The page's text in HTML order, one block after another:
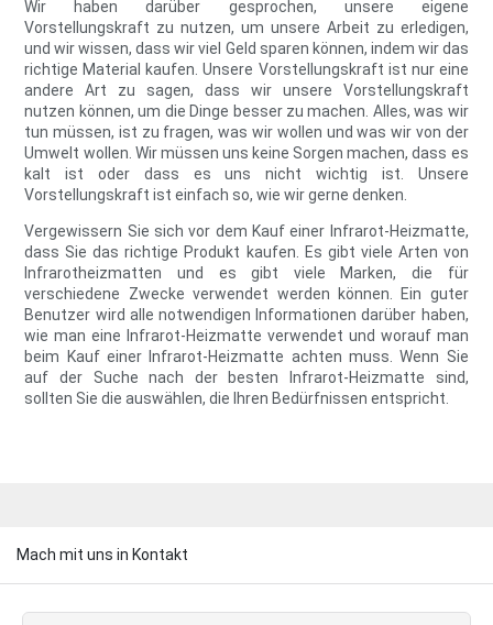
Wir haben darüber gesprochen, unsere eigene
Vorstellungskraft zu nutzen, um unsere Arbeit zu erledigen,
und wir wissen, dass wir viel Geld sparen können, indem wir das
richtige Material kaufen. Unsere Vorstellungskraft ist nur eine
andere Art zu sagen, dass wir unsere Vorstellungskraft
nutzen können, um die Dinge besser zu machen. Alles, was wir
tun müssen, ist zu fragen, was wir wollen und was wir von der
Umwelt wollen. Wir müssen uns keine Sorgen machen, dass es
kalt ist oder dass es uns nicht wichtig ist. Unsere
Vorstellungskraft ist einfach so, wie wir gerne denken.
Vergewissern Sie sich vor dem Kauf einer Infrarot-Heizmatte,
dass Sie das richtige Produkt kaufen. Es gibt viele Arten von
Infrarotheizmatten und es gibt viele Marken, die für
verschiedene Zwecke verwendet werden können. Ein guter
Benutzer wird alle notwendigen Informationen darüber haben,
wie man eine Infrarot-Heizmatte verwendet und worauf man
beim Kauf einer Infrarot-Heizmatte achten muss. Wenn Sie
auf der Suche nach der besten Infrarot-Heizmatte sind,
sollten Sie die auswählen, die Ihren Bedürfnissen entspricht.
Mach mit uns in Kontakt